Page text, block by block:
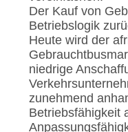
Der Kauf von
Betriebslogik
Heute wird der
niedrige
zunehmend
Betriebsfähigkeit